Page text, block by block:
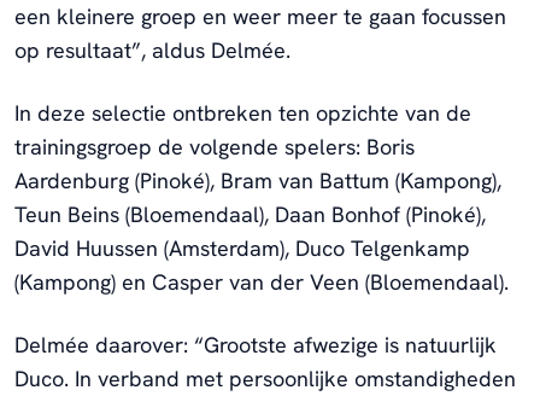
een kleinere groep en weer meer te gaan focussen
op resultaat”, aldus Delmée.
In deze selectie ontbreken ten opzichte van de
trainingsgroep de volgende spelers: Boris
Aardenburg (Pinoké), Bram van Battum (Kampong),
Teun Beins (Bloemendaal), Daan Bonhof (Pinoké),
David Huussen (Amsterdam), Duco Telgenkamp
(Kampong) en Casper van der Veen (Bloemendaal).
Delmée daarover: “Grootste afwezige is natuurlijk
Duco. In verband met persoonlijke omstandigheden